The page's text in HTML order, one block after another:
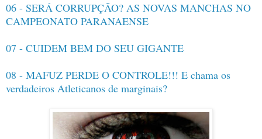
06 - SERÁ CORRUPÇÃO? AS NOVAS MANCHAS NO
CAMPEONATO PARANAENSE
07 - CUIDEM BEM DO SEU GIGANTE
08 - MAFUZ PERDE O CONTROLE!!! E chama os
verdadeiros Atleticanos de marginais?